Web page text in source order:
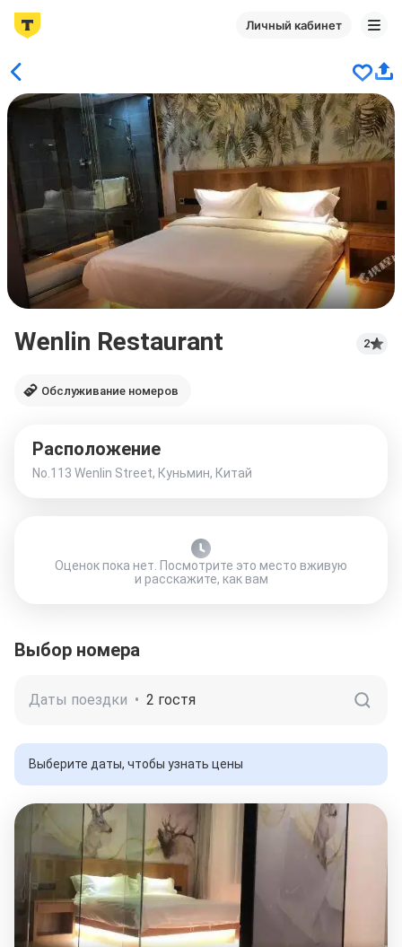
Личный кабинет
Wenlin Restaurant 2
Обслуживание номеров
Расположение
No.113 Wenlin Street, Куньмин, Китай
Оценок пока нет. Посмотрите это место вживую
и расскажите, как вам
Выбор номера
Даты поездки • 2 гостя
Выберите даты, чтобы узнать цены